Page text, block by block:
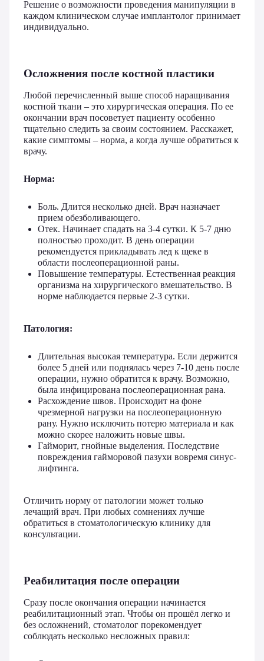
Решение о возможности проведения манипуляции в
каждом клиническом случае имплантолог принимает
индивидуально.
Осложнения после костной пластики
Любой перечисленный выше способ наращивания
костной ткани – это хирургическая операция. По ее
окончании врач посоветует пациенту особенно
тщательно следить за своим состоянием. Расскажет,
какие симптомы – норма, а когда лучше обратиться к
врачу.
Норма:
Боль. Длится несколько дней. Врач назначает
прием обезболивающего.
Отек. Начинает спадать на 3-4 сутки. К 5-7 дню
полностью проходит. В день операции
рекомендуется прикладывать лед к щеке в
области послеоперационной раны.
Повышение температуры. Естественная реакция
организма на хирургического вмешательство. В
норме наблюдается первые 2-3 сутки.
Патология:
Длительная высокая температура. Если держится
более 5 дней или поднялась через 7-10 день после
операции, нужно обратится к врачу. Возможно,
была инфицирована послеоперационная рана.
Расхождение швов. Происходит на фоне
чрезмерной нагрузки на послеоперационную
рану. Нужно исключить потерю материала и как
можно скорее наложить новые швы.
Гайморит, гнойные выделения. Последствие
повреждения гайморовой пазухи вовремя синус-
лифтинга.
Отличить норму от патологии может только
лечащий врач. При любых сомнениях лучше
обратиться в стоматологическую клинику для
консультации.
Реабилитация после операции
Сразу после окончания операции начинается
реабилитационный этап. Чтобы он прошёл легко и
без осложнений, стоматолог порекомендует
соблюдать несколько несложных правил: